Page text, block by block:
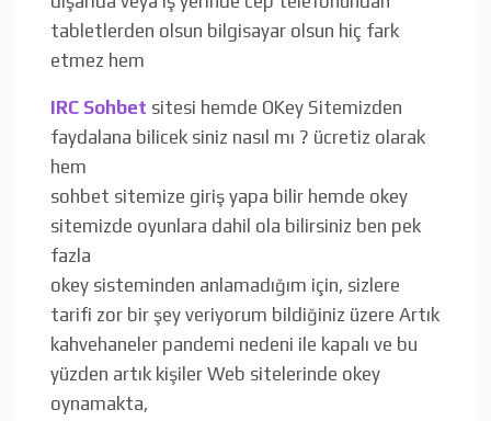
tabletlerden olsun bilgisayar olsun hiç fark
etmez hem
IRC Sohbet sitesi hemde OKey Sitemizden
faydalana bilicek siniz nasıl mı ? ücretiz olarak
hem
sohbet sitemize giriş yapa bilir hemde okey
sitemizde oyunlara dahil ola bilirsiniz ben pek
fazla
okey sisteminden anlamadığım için, sizlere
tarifi zor bir şey veriyorum bildiğiniz üzere Artık
kahvehaneler pandemi nedeni ile kapalı ve bu
yüzden artık kişiler Web sitelerinde okey
oynamakta,